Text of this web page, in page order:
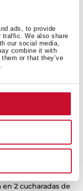
ads, to provide
traffic. We also share
our social media,
combine it with
or that they’ve
al gusto de
Teka, donde
Nesspresso,
2 cucharadas de